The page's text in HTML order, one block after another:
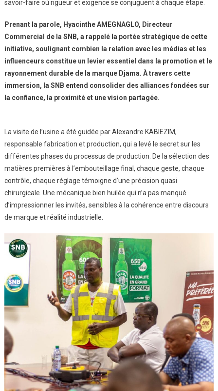
savoir-faire où rigueur et exigence se conjuguent à chaque étape.
Prenant la parole, Hyacinthe AMEGNAGLO, Directeur
Commercial de la SNB, a rappelé la portée stratégique de cette
initiative, soulignant combien la relation avec les médias et les
influenceurs constitue un levier essentiel dans la promotion et le
rayonnement durable de la marque Djama. À travers cette
immersion, la SNB entend consolider des alliances fondées sur
la confiance, la proximité et une vision partagée.
La visite de l’usine a été guidée par Alexandre KABIEZIM,
responsable fabrication et production, qui a levé le secret sur les
différentes phases du processus de production. De la sélection des
matières premières à l’embouteillage final, chaque geste, chaque
contrôle, chaque réglage témoigne d’une précision quasi
chirurgicale. Une mécanique bien huilée qui n’a pas manqué
d’impressionner les invités, sensibles à la cohérence entre discours
de marque et réalité industrielle.